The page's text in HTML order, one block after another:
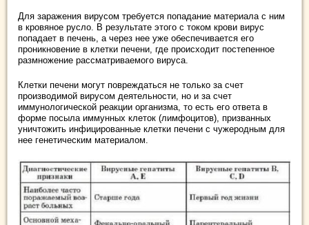
Для заражения вирусом требуется попадание материала с ним
в кровяное русло. В результате этого с током крови вирус
попадает в печень, а через нее уже обеспечивается его
проникновение в клетки печени, где происходит постепенное
размножение рассматриваемого вируса.
Клетки печени могут повреждаться не только за счет
производимой вирусом деятельности, но и за счет
иммунологической реакции организма, то есть его ответа в
форме посыла иммунных клеток (лимфоцитов), призванных
уничтожить инфицированные клетки печени с чужеродным для
нее генетическим материалом.